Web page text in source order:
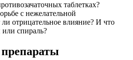
таблетках?
с нежелательной
отрицательное влияние? И что
спираль?